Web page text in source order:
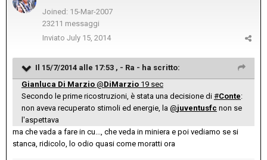
Joined: 15-Mar-2007
23211 messaggi
Inviato July 15, 2014
Il 15/7/2014 alle 17:53 , - Ra - ha scritto:
Gianluca Di Marzio @DiMarzio 19 sec
Secondo le prime ricostruzioni, è stata una decisione di #Conte:
non aveva recuperato stimoli ed energie, la @juventusfc non se
l'aspettava
ma che vada a fare in cu..., che veda in miniera e poi vediamo se si
stanca, ridicolo, lo odio quasi come moratti ora